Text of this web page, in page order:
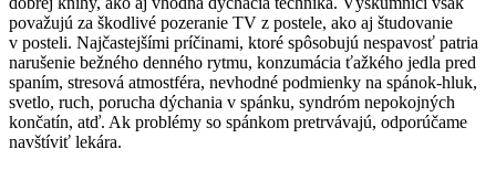
považujú za škodlivé pozeranie TV z postele, ako aj študovanie
v posteli. Najčastejšími príčinami, ktoré spôsobujú nespavosť patria
narušenie bežného denného rytmu, konzumácia ťažkého jedla pred
spaním, stresová atmostféra, nevhodné podmienky na spánok-hluk,
svetlo, ruch, porucha dýchania v spánku, syndróm nepokojných
končatín, atď. Ak problémy so spánkom pretrvávajú, odporúčame
navštíviť lekára.